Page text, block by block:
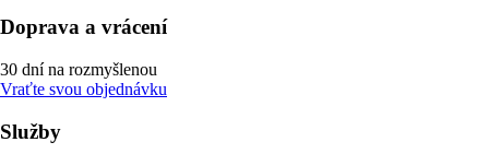
Doprava a vrácení
30 dní na rozmyšlenou
Vraťte svou objednávku
Služby